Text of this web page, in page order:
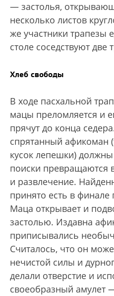
— застолья,
несколько листов
же участники трапезы
столе соседствуют две
Хлеб свободы
В ходе пасхальной
мацы преломляется и
прячут до конца
спрятанный афикоман
кусок лепешки)
поиски превращаются
и развлечение.
принято есть в финале
Маца открывает и
застолью. Издавна
приписывались
Считалось, что он
нечистой силы и
делали отверстие и
своеобразный амулет